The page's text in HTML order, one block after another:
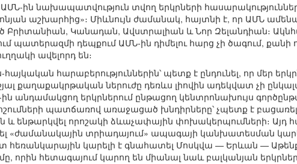
ին նախապատվություն տվող երկրների
աշխարհից»։ Միևնույն ժամանակ, հայտնի է, որ ԱՄՆ
Բրիտանիան, Կանադան, Ավստրալիան և Նոր Զելանդիան։
պատերազմի դեպքում ԱՄՆ-ին դիմելու հարց չի ծագում, քանի
ավելորդ են։
հարաբերություններին՝ պետք է ընդունել, որ մեր
քաղաքակրթական ներուժը դեռևս լիովին ադեկվատ չի
անդամակցող երկրներում ընթացող կենտրոնախույս
պատճառով առաջացած խնդիրները՝ չպետք է
և ենթարկվել որոշակի ձևաչափային փոխակերպումների։ Այդ
«ժամանակային տրիադայում» ապագայի կանխատեսման
հեռանկարային կարելի է գնահատել Մոսկվա — Երևան —
որին հետագայում կարող են միանալ նաև բալկանյան